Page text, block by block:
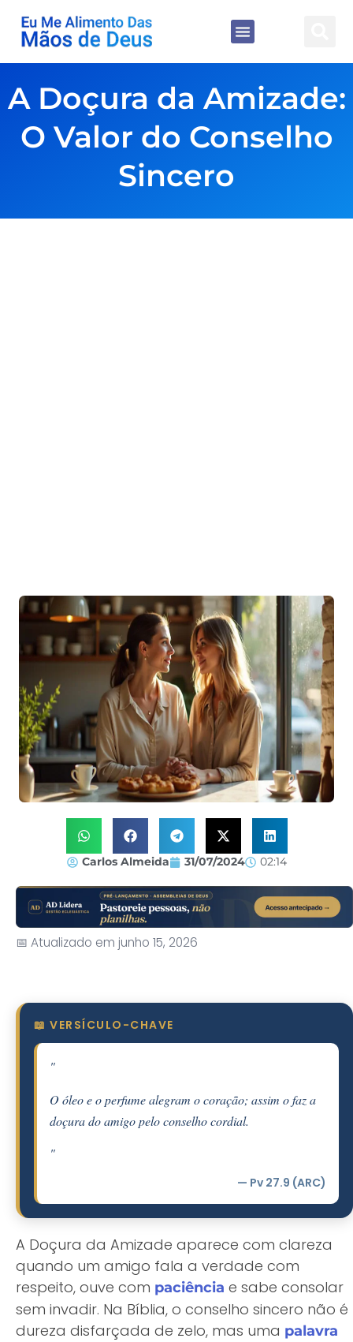
A Doçura da Amizade:
O Valor do Conselho
Sincero
Carlos Almeida 31/07/2024 02:14
📅 Atualizado em junho 15, 2026
📖 VERSÍCULO-CHAVE
"
O óleo e o perfume alegram o coração; assim o faz a
doçura do amigo pelo conselho cordial.
"
— Pv 27.9 (ARC)
A Doçura da Amizade aparece com clareza
quando um amigo fala a verdade com
respeito, ouve com paciência e sabe consolar
sem invadir. Na Bíblia, o conselho sincero não é
dureza disfarçada de zelo, mas uma palavra